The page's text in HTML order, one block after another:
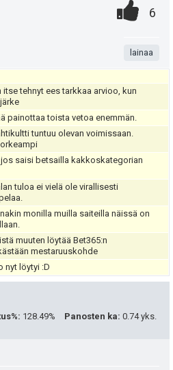
P
i
s
t
e
ä
y
h
t
e
e
6
a
a
s
i
p
e
u
k
lainaa
itse tehnyt ees tarkkaa arvioo, kun
painottaa toista vetoa enemmän.
tuntuu olevan voimissaan.
jos saisi betsailla kakkoskategorian
tuloa ei vielä ole virallisesti
monilla muilla saiteilla näissä on
muuten löytää Bet365:n
mestaruuskohde
nyt löytyi :D
: 128.49% Panosten ka: 0.74 yks.